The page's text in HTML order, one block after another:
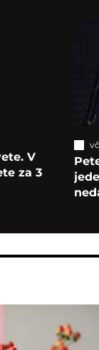
V
za 3